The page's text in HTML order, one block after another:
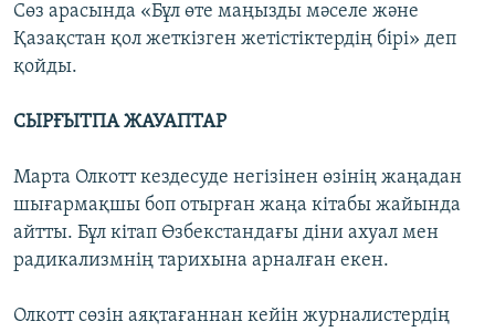
Сөз арасында «Бұл өте маңызды мәселе және
Қазақстан қол жеткізген жетістіктердің бірі» деп
қойды.
СЫРҒЫТПА ЖАУАПТАР
Марта Олкотт кездесуде негізінен өзінің жаңадан
шығармақшы боп отырған жаңа кітабы жайында
айтты. Бұл кітап Өзбекстандағы діни ахуал мен
радикализмнің тарихына арналған екен.
Олкотт сөзін аяқтағаннан кейін журналистердің